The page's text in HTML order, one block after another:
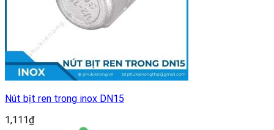
Nút bịt ren trong inox DN15
1,111₫